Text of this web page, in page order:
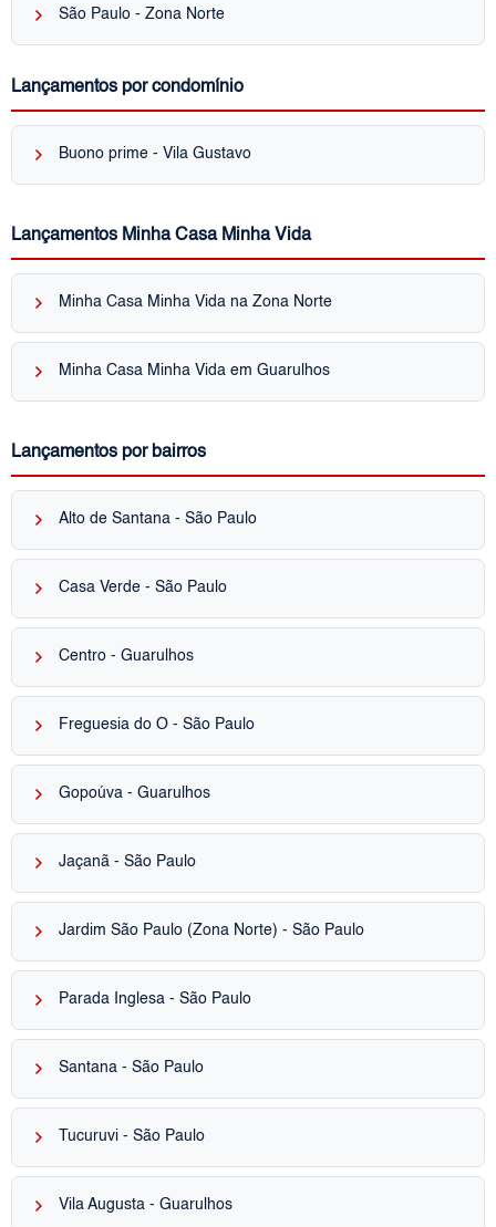
keyboard_arrow_right São Paulo - Zona Norte
Lançamentos por condomínio
keyboard_arrow_right Buono prime - Vila Gustavo
Lançamentos Minha Casa Minha Vida
keyboard_arrow_right Minha Casa Minha Vida na Zona Norte
keyboard_arrow_right Minha Casa Minha Vida em Guarulhos
Lançamentos por bairros
keyboard_arrow_right Alto de Santana - São Paulo
keyboard_arrow_right Casa Verde - São Paulo
keyboard_arrow_right Centro - Guarulhos
keyboard_arrow_right Freguesia do Ó - São Paulo
keyboard_arrow_right Gopoúva - Guarulhos
keyboard_arrow_right Jaçanã - São Paulo
keyboard_arrow_right Jardim São Paulo (Zona Norte) - São Paulo
keyboard_arrow_right Parada Inglesa - São Paulo
keyboard_arrow_right Santana - São Paulo
keyboard_arrow_right Tucuruvi - São Paulo
keyboard_arrow_right Vila Augusta - Guarulhos